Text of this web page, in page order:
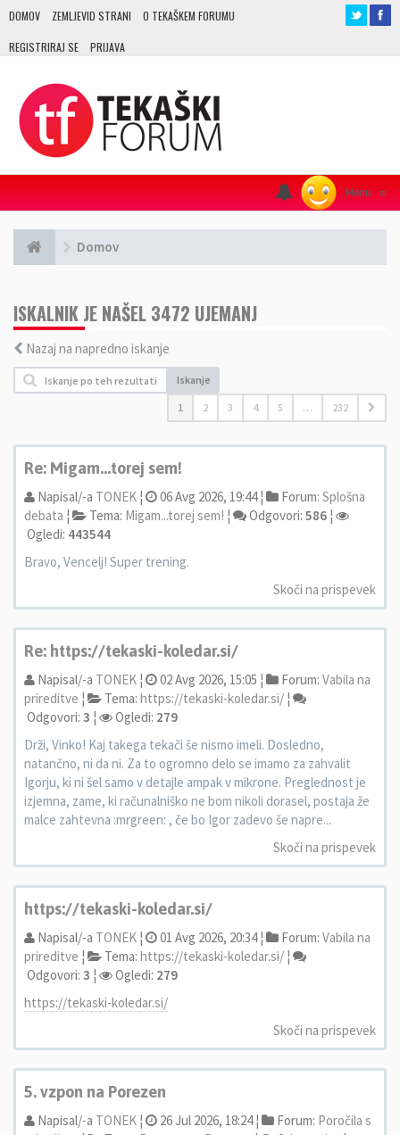
DOMOV ZEMLJEVID STRANI O TEKAŠKEM FORUMU
REGISTRIRAJ SE PRIJAVA
Menu ≡
Domov
ISKALNIK JE NAŠEL 3472 UJEMANJ
Nazaj na napredno iskanje
Iskanje
1 2 3 4 5 … 232
Re: Migam...torej sem!
Napisal/-a TONEK ¦ 06 Avg 2026, 19:44 ¦ Forum: Splošna
debata ¦ Tema: Migam...torej sem! ¦ Odgovori: 586 ¦
Ogledi: 443544
Bravo, Vencelj! Super trening.
Skoči na prispevek
Re: https://tekaski-koledar.si/
Napisal/-a TONEK ¦ 02 Avg 2026, 15:05 ¦ Forum: Vabila na
prireditve ¦ Tema: https://tekaski-koledar.si/ ¦
Odgovori: 3 ¦ Ogledi: 279
Drži, Vinko! Kaj takega tekači še nismo imeli. Dosledno,
natančno, ni da ni. Za to ogromno delo se imamo za zahvalit
Igorju, ki ni šel samo v detajle ampak v mikrone. Preglednost je
izjemna, zame, ki računalniško ne bom nikoli dorasel, postaja že
malce zahtevna :mrgreen: , če bo Igor zadevo še napre...
Skoči na prispevek
https://tekaski-koledar.si/
Napisal/-a TONEK ¦ 01 Avg 2026, 20:34 ¦ Forum: Vabila na
prireditve ¦ Tema: https://tekaski-koledar.si/ ¦
Odgovori: 3 ¦ Ogledi: 279
https://tekaski-koledar.si/
Skoči na prispevek
5. vzpon na Porezen
Napisal/-a TONEK ¦ 26 Jul 2026, 18:24 ¦ Forum: Poročila s